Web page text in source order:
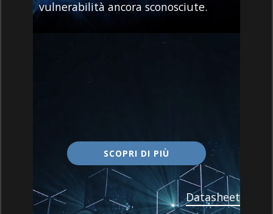
vulnerabilità ancora sconosciute.
​​SCOPRI DI PIÙ
Datasheet​